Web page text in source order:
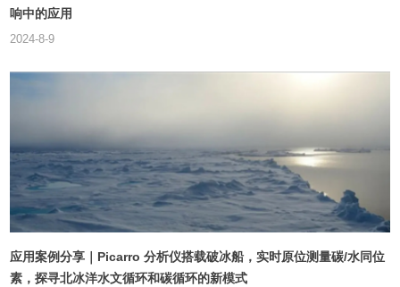
响中的应用
2024-8-9
应用案例分享｜Picarro 分析仪搭载破冰船，实时原位测量碳/水同位
素，探寻北冰洋水文循环和碳循环的新模式